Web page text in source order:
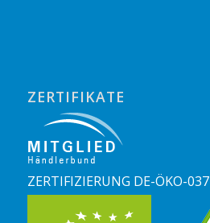
ZERTIFIKATE
ZERTIFIZIERUNG DE-ÖKO-037